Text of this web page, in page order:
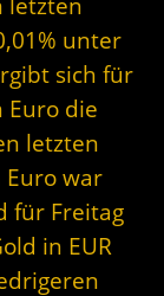
unter
sich für
Euro die
letzten
Euro war
für Freitag
in EUR